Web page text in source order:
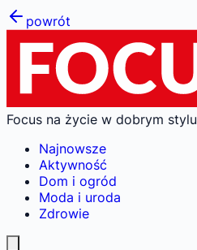
powrót
Focus na życie w dobrym stylu
Najnowsze
Aktywność
Dom i ogród
Moda i uroda
Zdrowie